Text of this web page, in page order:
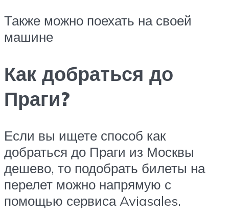
Также можно поехать на своей
машине
Как добраться до
Праги?
Если вы ищете способ как
добраться до Праги из Москвы
дешево, то подобрать билеты на
перелет можно напрямую с
помощью сервиса Aviasales.